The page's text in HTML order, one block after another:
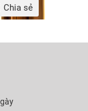
Chia sẻ